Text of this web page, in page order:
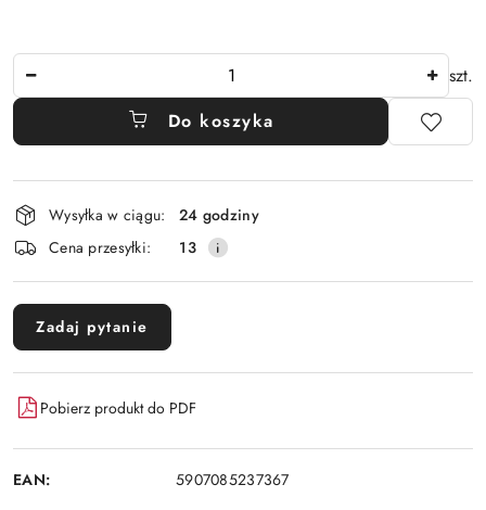
szt.
Do koszyka
Dostępność
i
dostawa
Wysyłka w ciągu:
24 godziny
Cena przesyłki:
13
Zadaj pytanie
Pobierz produkt do PDF
EAN: 5907085237367